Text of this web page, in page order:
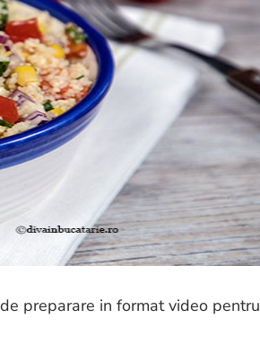
preparare in format video pentru